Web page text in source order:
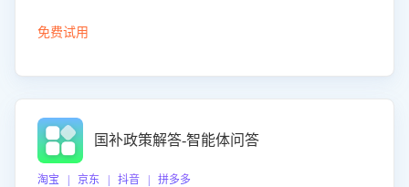
免费试用
国补政策解答-智能体问答
淘宝 | 京东 | 抖音 | 拼多多